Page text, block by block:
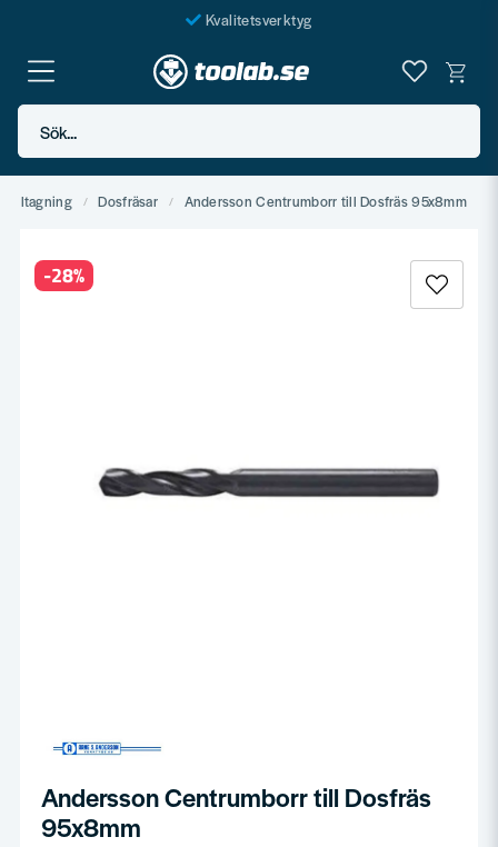
Kvalitetsverktyg
Fraktfritt över 999 SEK*
En järnhandel för alla
Sök...
Håltagning Dosfräsar Andersson Centrumborr till Dosfräs 95x8mm
-28%
Andersson Centrumborr till Dosfräs
95x8mm